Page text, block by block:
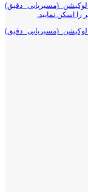
(مسیریابی دقیق)
را اسکن نمایید.
(مسیریابی دقیق)